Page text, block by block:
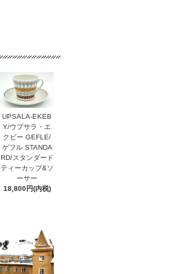
UPSALA-EKEB
Y/ウプサラ・エ
クビー GEFLE/
ゲフル STANDA
RD/スタンダード
ティーカップ&ソ
ーサー
18,800円(内税)